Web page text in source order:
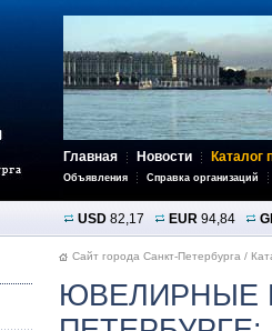
Главная Новости Каталог
Объявления Справка организаций
USD 82,17 EUR 94,84
Сайт города Санкт-Петербурга /
ЮВЕЛИРНЫЕ